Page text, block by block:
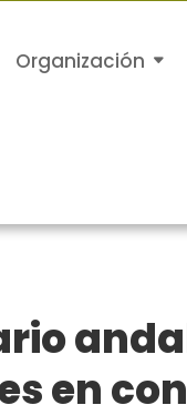
Organización
en